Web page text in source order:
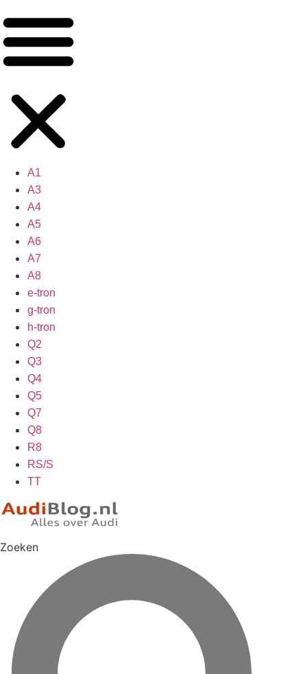
A1
A3
A4
A5
A6
A7
A8
e-tron
g-tron
h-tron
Q2
Q3
Q4
Q5
Q7
Q8
R8
RS/S
TT
Zoeken